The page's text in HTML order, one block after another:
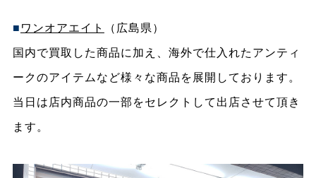
■ ワンオアエイト （広島県）
国内で買取した商品に加え、海外で仕入れたアンティ
ークのアイテムなど様々な商品を展開しております。
当日は店内商品の一部をセレクトして出店させて頂き
ます。